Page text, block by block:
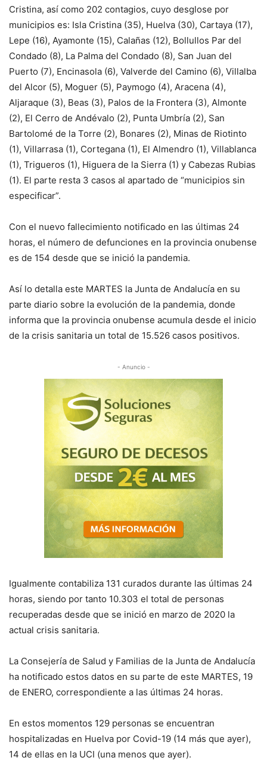
Cristina, así como 202 contagios, cuyo desglose por
municipios es: Isla Cristina (35), Huelva (30), Cartaya (17),
Lepe (16), Ayamonte (15), Calañas (12), Bollullos Par del
Condado (8), La Palma del Condado (8), San Juan del
Puerto (7), Encinasola (6), Valverde del Camino (6), Villalba
del Alcor (5), Moguer (5), Paymogo (4), Aracena (4),
Aljaraque (3), Beas (3), Palos de la Frontera (3), Almonte
(2), El Cerro de Andévalo (2), Punta Umbría (2), San
Bartolomé de la Torre (2), Bonares (2), Minas de Riotinto
(1), Villarrasa (1), Cortegana (1), El Almendro (1), Villablanca
(1), Trigueros (1), Higuera de la Sierra (1) y Cabezas Rubias
(1). El parte resta 3 casos al apartado de “municipios sin
especificar”.
Con el nuevo fallecimiento notificado en las últimas 24
horas, el número de defunciones en la provincia onubense
es de 154 desde que se inició la pandemia.
Así lo detalla este MARTES la Junta de Andalucía en su
parte diario sobre la evolución de la pandemia, donde
informa que la provincia onubense acumula desde el inicio
de la crisis sanitaria un total de 15.526 casos positivos.
- Anuncio -
Igualmente contabiliza 131 curados durante las últimas 24
horas, siendo por tanto 10.303 el total de personas
recuperadas desde que se inició en marzo de 2020 la
actual crisis sanitaria.
La Consejería de Salud y Familias de la Junta de Andalucía
ha notificado estos datos en su parte de este MARTES, 19
de ENERO, correspondiente a las últimas 24 horas.
En estos momentos 129 personas se encuentran
hospitalizadas en Huelva por Covid-19 (14 más que ayer),
14 de ellas en la UCI (una menos que ayer).